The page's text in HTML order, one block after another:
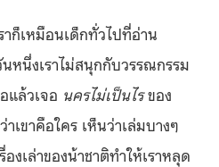
ก็เหมือนเด็กทั่วไปที่อ่าน
นึ่งเราไม่สนุกกับวรรณกรรม
แล้วเจอ นครไม่เป็นไรของ
เขาคือใคร เห็นว่าเล่มบางๆ
งเล่าของน้าชาติทำให้เราหลุด